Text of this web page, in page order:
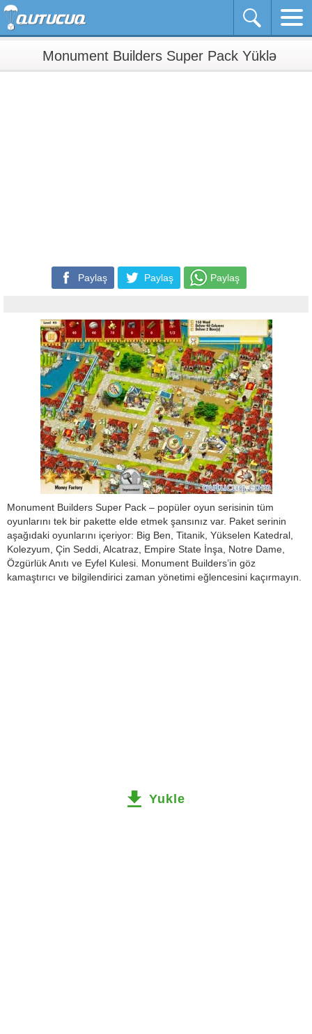
Monument Builders Super Pack Yüklə
Paylaş Paylaş Paylaş
Monument Builders Super Pack – popüler oyun serisinin tüm
oyunlarını tek bir pakette elde etmek şansınız var. Paket serinin
aşağıdaki oyunlarını içeriyor: Big Ben, Titanik, Yükselen Katedral,
Kolezyum, Çin Seddi, Alcatraz, Empire State İnşa, Notre Dame,
Özgürlük Anıtı ve Eyfel Kulesi. Monument Builders’in göz
kamaştırıcı ve bilgilendirici zaman yönetimi eğlencesini kaçırmayın.
Yukle